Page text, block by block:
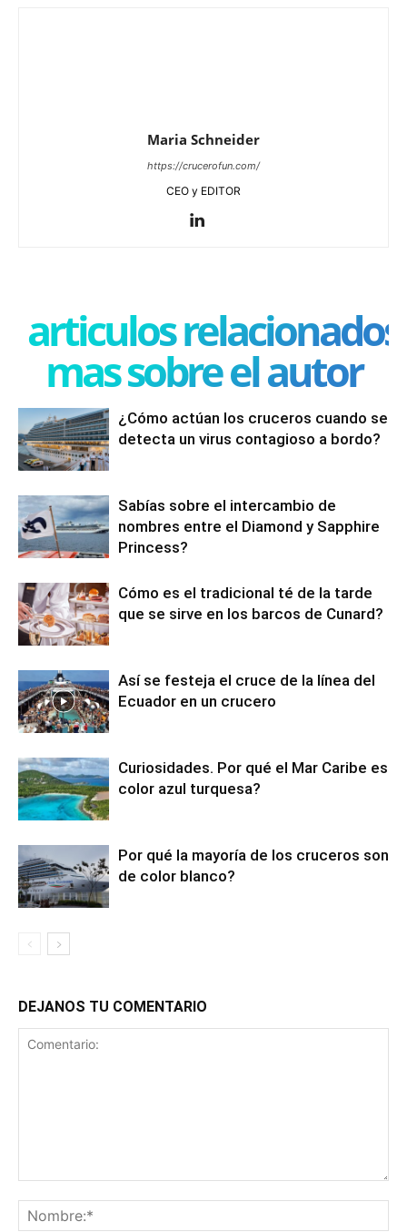
Maria Schneider
https://crucerofun.com/
CEO y EDITOR
articulos relacionados
mas sobre el autor
¿Cómo actúan los cruceros cuando se
detecta un virus contagioso a bordo?
Sabías sobre el intercambio de
nombres entre el Diamond y Sapphire
Princess?
Cómo es el tradicional té de la tarde
que se sirve en los barcos de Cunard?
Así se festeja el cruce de la línea del
Ecuador en un crucero
Curiosidades. Por qué el Mar Caribe es
color azul turquesa?
Por qué la mayoría de los cruceros son
de color blanco?
DEJANOS TU COMENTARIO